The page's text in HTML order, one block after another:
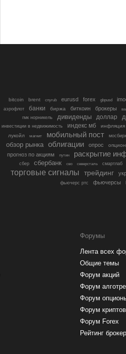
bitcoin brent cnyrub eurusd forex gbpusd
аэрофлот банки биржа биткоин брокеры
гмк норникель дивиденды доллар
инвестиции в недвижимость индекс мб инфляция
лукойл магнит мобильный пост
обзор рынка облигации опрос
прогноз по акциям
путин раскрытие
сбер сбербанк сво северсталь смартлаб
торговые сигналы трейдинг
фьючерс ртс фьючерсы
Форумы
Лента всех
Общие темы
Форум акций
Форум
Форум
Форум
Форум Forex
Рейтинг